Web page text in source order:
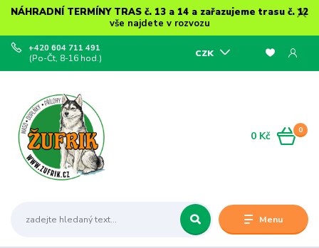
NÁHRADNÍ TERMÍNY TRAS č. 13 a 14 a zařazujeme trasu č. 12
vše najdete v rozvozu
Menu
CZK
+420 604 711 491
(Po-Čt, 8-16 hod.)
0
0 Kč